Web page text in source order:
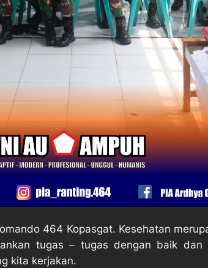
464 Kopasgat. Kesehatan
tugas – tugas dengan baik dan
kita kerjakan.